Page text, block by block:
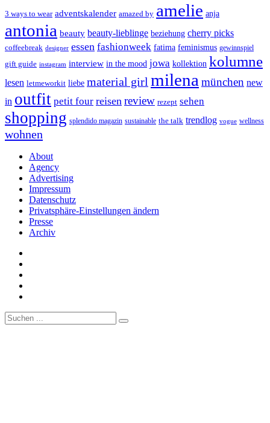
3 ways to wear adventskalender amazed by amelie anja
antonia beauty beauty-lieblinge beziehung cherry picks
coffeebreak designer essen fashionweek fatima feminismus gewinnspiel
gift guide instagram interview in the mood jowa kollektion kolumne
lesen letmeworkit liebe material girl milena münchen new
in outfit petit four reisen review rezept sehen
shopping splendido magazin sustainable the talk trendlog vogue wellness
wohnen
About
Agency
Advertising
Impressum
Datenschutz
Privatsphäre-Einstellungen ändern
Presse
Archiv